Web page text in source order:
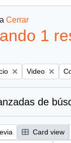
Cerrar
1
Remove filter:
Video
de
Card view